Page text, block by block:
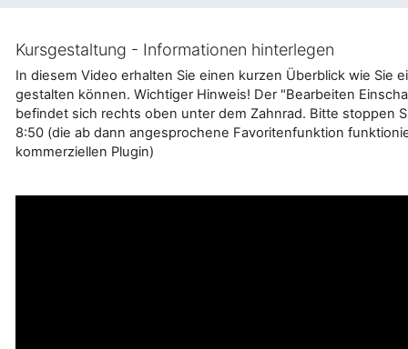
Kursgestaltung - Informationen hinterlegen
In diesem Video erhalten Sie einen kurzen Überblick wie Sie
gestalten können. Wichtiger Hinweis! Der "Bearbeiten
befindet sich rechts oben unter dem Zahnrad. Bitte stoppen
8:50 (die ab dann angesprochene Favoritenfunktion
kommerziellen Plugin)